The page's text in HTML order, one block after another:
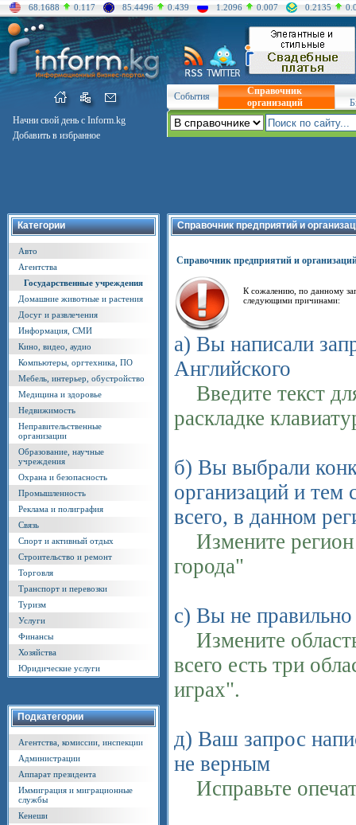
68.1688 0.117 85.4496 0.439 1.2096 0.007 0.2135
Начни свой день с Inform.kg
Добавить в избранное
События
Справочник
организаций
Категории
Авто
Агентства
Государственные учреждения
Домашние животные и растения
Досуг и развлечения
Информация, СМИ
Кино, видео, аудио
Компьютеры, оргтехника, ПО
Мебель, интерьер, обустройство
Медицина и здоровье
Недвижимость
Неправительственные
организации
Образование, научные
учреждения
Охрана и безопасность
Промышленность
Реклама и полиграфия
Связь
Спорт и активный отдых
Строительство и ремонт
Торговля
Транспорт и перевозки
Туризм
Услуги
Финансы
Хозяйства
Юридические услуги
Подкатегории
Агентства, комиссии, инспекции
Администрации
Аппарат президента
Иммиграция и миграционные
службы
Кенеши
Справочник предприятий и
Справочник предприятий и
К сожалению, по данному
следующими причинами:
а) Вы написали
Английского
Введите текст
раскладке
б) Вы выбрали
организаций и тем
всего, в данном
Измените регион
города"
с) Вы не
Измените
всего есть три
играх".
д) Ваш запрос
не верным
Исправьте